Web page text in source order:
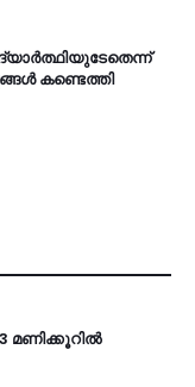
കണ്ടെത്തി
മണിക്കൂറിൽ